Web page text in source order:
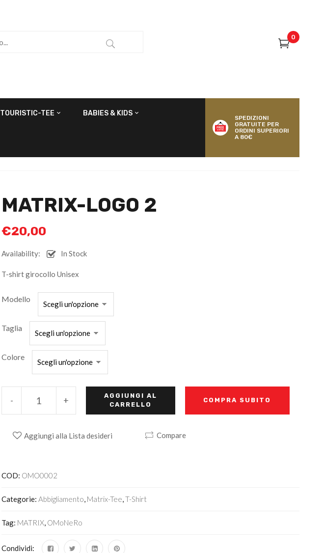
0
TOURISTIC-TEE BABIES & KIDS
SPEDIZIONI
GRATUITE PER
ORDINI SUPERIORI
A 80€
MATRIX-LOGO 2
€20,00
Availability: In Stock
T-shirt girocollo Unisex
Modello
Taglia
Colore
+
-
AGGIUNGI AL
CARRELLO
COMPRA SUBITO
Aggiungi alla Lista desideri Compare
COD: OMO0002
Categorie: Abbigliamento, Matrix-Tee,T-Shirt
Tag: MATRIX, OMoNeRo
Condividi: